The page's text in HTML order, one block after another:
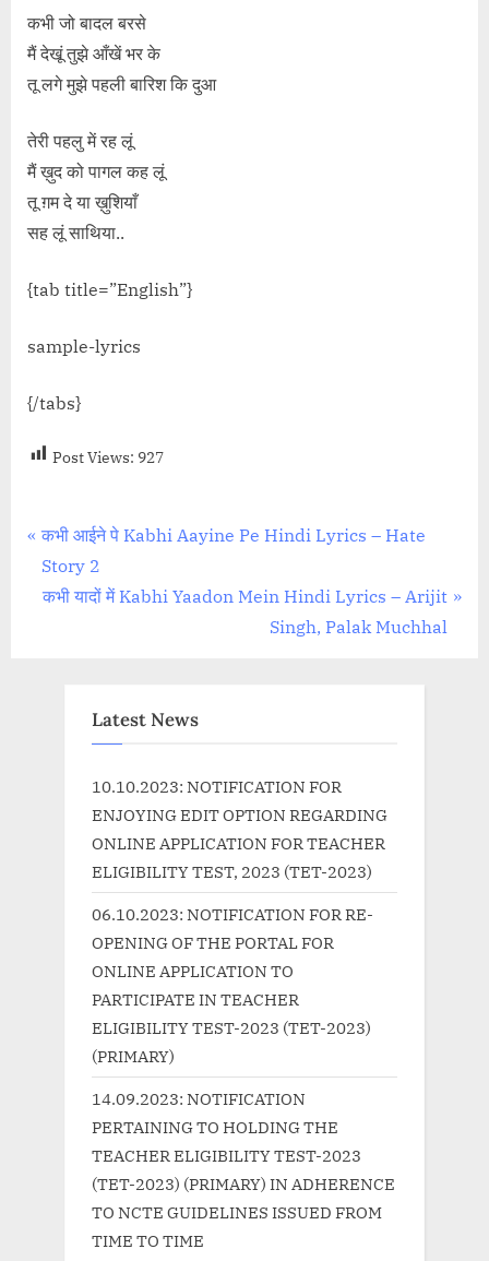
कभी जो बादल बरसे
मैं देखूं तुझे आँखें भर के
तू लगे मुझे पहली बारिश कि दुआ
तेरी पहलु में रह लूं
मैं ख़ुद को पागल कह लूं
तू ग़म दे या ख़ुशियाँ
सह लूं साथिया..
{tab title=”English”}
sample-lyrics
{/tabs}
Post Views: 927
Post
navigation
P
r
e
कभी आईने पे Kabhi Aayine Pe Hindi Lyrics – Hate
Story 2
N
कभी यादों में Kabhi Yaadon Mein Hindi Lyrics – Arijit
Singh, Palak Muchhal
Latest News
10.10.2023: NOTIFICATION FOR
ENJOYING EDIT OPTION REGARDING
ONLINE APPLICATION FOR TEACHER
ELIGIBILITY TEST, 2023 (TET-2023)
06.10.2023: NOTIFICATION FOR RE-
OPENING OF THE PORTAL FOR
ONLINE APPLICATION TO
PARTICIPATE IN TEACHER
ELIGIBILITY TEST-2023 (TET-2023)
(PRIMARY)
14.09.2023: NOTIFICATION
PERTAINING TO HOLDING THE
TEACHER ELIGIBILITY TEST-2023
(TET-2023) (PRIMARY) IN ADHERENCE
TO NCTE GUIDELINES ISSUED FROM
TIME TO TIME